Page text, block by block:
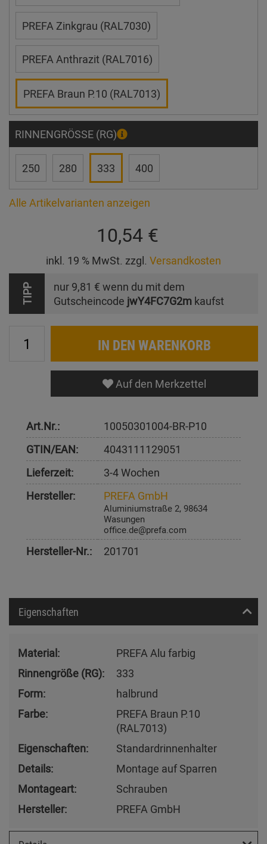
PREFA Zinkgrau (RAL7030)
PREFA Anthrazit (RAL7016)
PREFA Braun P.10 (RAL7013)
RINNENGRÖSSE (RG)
250 280 333 400
Alle Artikelvarianten anzeigen
10,54 €
inkl. 19 % MwSt. zzgl. Versandkosten
TIPP nur 9,81 € wenn du mit dem
Gutscheincode jwY4FC7G2m kaufst
IN DEN WARENKORB
Auf den Merkzettel
Art.Nr.:
10050301004-BR-P10
GTIN/EAN:
4043111129051
Lieferzeit:
3-4 Wochen
Hersteller:
PREFA GmbH
Aluminiumstraße 2, 98634
Wasungen
office.de@prefa.com
Hersteller-Nr.: 201701
Eigenschaften
Material:
PREFA Alu farbig
Rinnengröße (RG):
333
Form:
halbrund
Farbe:
PREFA Braun P.10
(RAL7013)
Eigenschaften:
Standardrinnenhalter
Details:
Montage auf Sparren
Montageart:
Schrauben
Hersteller:
PREFA GmbH